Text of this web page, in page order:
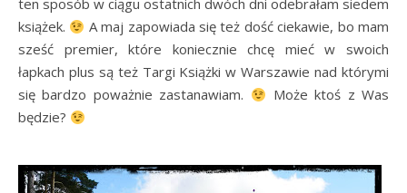
ten sposób w ciągu ostatnich dwóch dni odebrałam siedem
książek.
A maj zapowiada się też dość ciekawie, bo mam
sześć premier, które koniecznie chcę mieć w swoich
łapkach plus są też Targi Książki w Warszawie nad którymi
się bardzo poważnie zastanawiam.
Może ktoś z Was
będzie?